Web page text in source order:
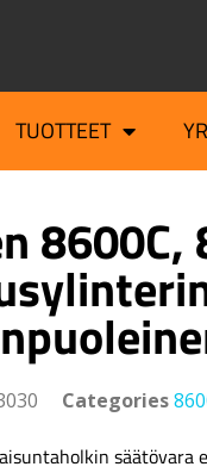
TUOTTEET
8600C,
Categories